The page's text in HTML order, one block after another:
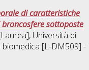
di caratteristiche
sottoposte
Università di
biomedica [L-DM509] -